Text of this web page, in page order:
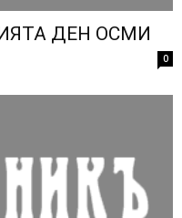
ДЕН ОСМИ
0